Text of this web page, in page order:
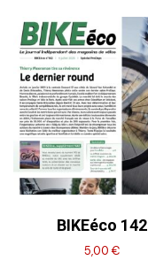
BIKEéco 142
5,00€